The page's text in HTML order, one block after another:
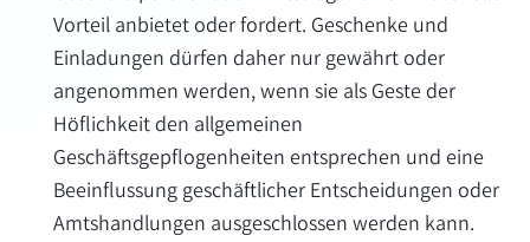
Vorteil anbietet oder fordert. Geschenke und
Einladungen dürfen daher nur gewährt oder
angenommen werden, wenn sie als Geste der
Höflichkeit den allgemeinen
Geschäftsgepflogenheiten entsprechen und eine
Beeinflussung geschäftlicher Entscheidungen oder
Amtshandlungen ausgeschlossen werden kann.